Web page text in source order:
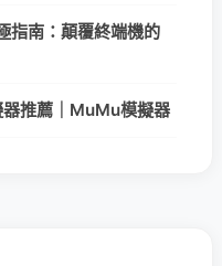
南：顛覆終端機的
推薦｜MuMu模擬器